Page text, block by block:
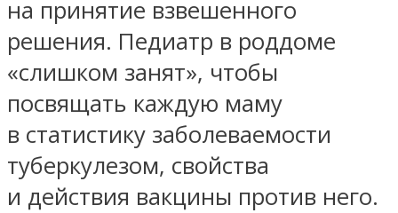
на принятие взвешенного
решения. Педиатр в роддоме
«слишком занят», чтобы
посвящать каждую маму
в статистику заболеваемости
туберкулезом, свойства
и действия вакцины против него.